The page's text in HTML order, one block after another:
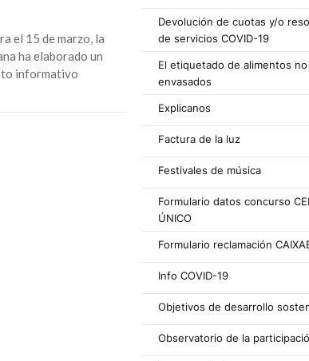
el 15 de marzo, la
ha elaborado un
informativo
Devolución de cuotas y/o
de servicios COVID-19
El etiquetado de alimentos no
envasados
Explicanos
Factura de la luz
Festivales de música
Formulario datos concurso
ÚNICO
Formulario reclamación
Info COVID-19
Objetivos de desarrollo
Observatorio de la